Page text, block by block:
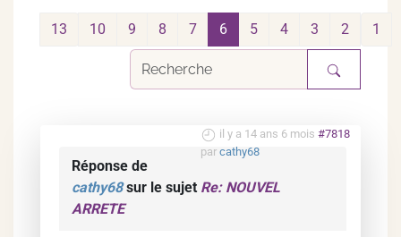
1
2
3
4
5
6
7
8
9
10
13
il y a 14 ans 6 mois #7818
par cathy68
Réponse de
cathy68sur le sujet Re: NOUVEL
ARRETE